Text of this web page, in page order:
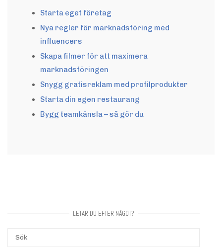
Starta eget företag
Nya regler för marknadsföring med
influencers
Skapa filmer för att maximera
marknadsföringen
Snygg gratisreklam med profilprodukter
Starta din egen restaurang
Bygg teamkänsla – så gör du
LETAR DU EFTER NÅGOT?
Sök